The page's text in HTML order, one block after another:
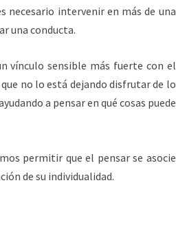
necesario intervenir en más de una
una conducta.
vínculo sensible más fuerte con el
no lo está dejando disfrutar de lo
a pensar en qué cosas puede
permitir que el pensar se asocie
de su individualidad.